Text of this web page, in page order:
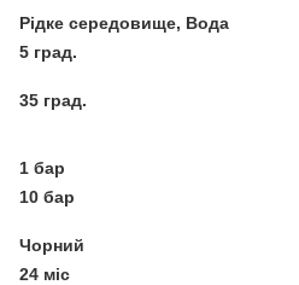
Рідке середовище, Вода
5 град.
35 град.
1 бар
10 бар
Чорний
24 міс